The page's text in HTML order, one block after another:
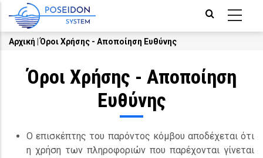
main
Αρχική Όροι Χρήσης - Αποποίηση Ευθύνης
Όροι Χρήσης - Αποποίηση
Ευθύνης
Ο επισκέπτης του παρόντος κόμβου αποδέχεται ότι
η χρήση των πληροφοριών που παρέχονται γίνεται